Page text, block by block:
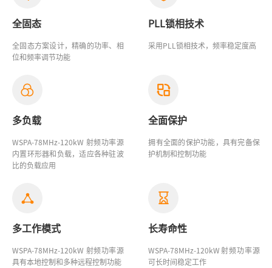
全固态
全固态方案设计，精确的功率、相
位和频率调节功能
PLL锁相技术
采用PLL锁相技术，频率稳定度高
多负载
WSPA-78MHz-120kW 射频功率源
内置环形器和负载，适应各种驻波
比的负载应用
全面保护
拥有全面的保护功能，具有完备保
护机制和控制功能
多工作模式
WSPA-78MHz-120kW 射频功率源
具有本地控制和多种远程控制功能
长寿命性
WSPA-78MHz-120kW射频功率源
可长时间稳定工作